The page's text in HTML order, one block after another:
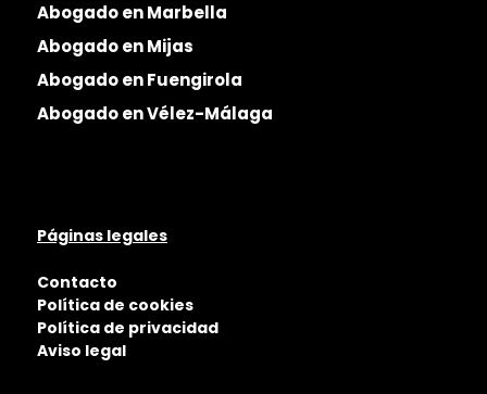
Abogado en Marbella
Abogado en Mijas
Abogado en Fuengirola
Abogado en Vélez-Málaga
Páginas legales
Contacto
Política de cookies
Política de privacidad
Aviso legal